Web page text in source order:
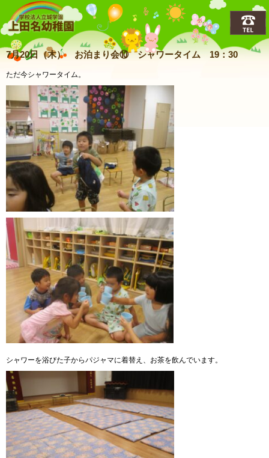
上田名(うえだな)幼稚園
7月20日（木） お泊まり会⑩ シャワータイム 19：30
ただ今シャワータイム。
シャワーを浴びた子からパジャマに着替え、お茶を飲んでいます。